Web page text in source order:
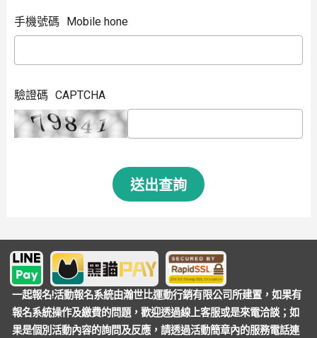
手機號碼 Mobile hone
驗證碼 CAPTCHA
送出查詢
一起報名!活動報名系統由瀚世比運動行銷有限公司所建置，如果有
報名系統操作及繳費的問題，歡迎透過線上客服或是來電洽談；如
果是個別活動內容的詢問及反應，請透過活動簡章內的服務電話連